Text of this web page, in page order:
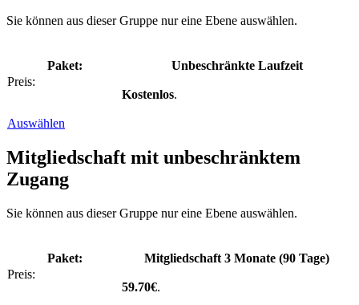
Sie können aus dieser Gruppe nur eine Ebene auswählen.
Unbeschränkte Laufzeit
Kostenlos.
Auswählen
Mitgliedschaft mit unbeschränktem
Zugang
Sie können aus dieser Gruppe nur eine Ebene auswählen.
Mitgliedschaft 3 Monate (90 Tage)
59.70€.